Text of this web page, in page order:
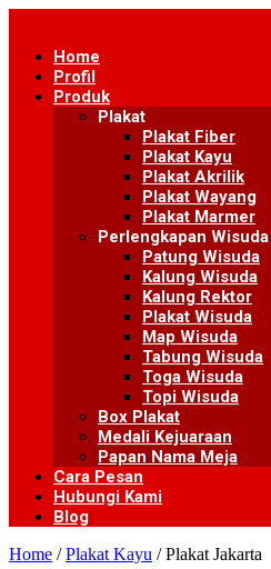
contentHome
Profil
Produk
Plakat
Plakat Fiber
Plakat Kayu
Plakat Akrilik
Plakat Wayang
Plakat Marmer
Perlengkapan Wisuda
Patung Wisuda
Kalung Wisuda
Kalung Rektor
Plakat Wisuda
Map Wisuda
Tabung Wisuda
Toga Wisuda
Topi Wisuda
Box Plakat
Medali Kejuaraan
Papan Nama Meja
Cara Pesan
Hubungi Kami
Blog
Home /Plakat Kayu / Plakat Jakarta